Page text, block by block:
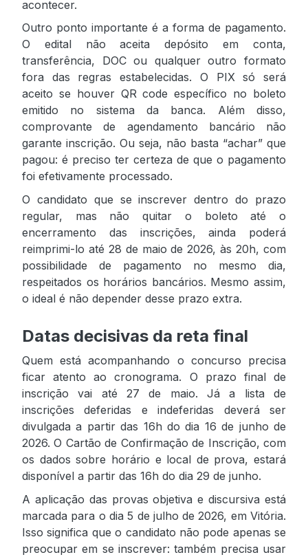
acontecer.
Outro ponto importante é a forma de pagamento.
O edital não aceita depósito em conta,
transferência, DOC ou qualquer outro formato
fora das regras estabelecidas. O PIX só será
aceito se houver QR code específico no boleto
emitido no sistema da banca. Além disso,
comprovante de agendamento bancário não
garante inscrição. Ou seja, não basta “achar” que
pagou: é preciso ter certeza de que o pagamento
foi efetivamente processado.
O candidato que se inscrever dentro do prazo
regular, mas não quitar o boleto até o
encerramento das inscrições, ainda poderá
reimprimi-lo até 28 de maio de 2026, às 20h, com
possibilidade de pagamento no mesmo dia,
respeitados os horários bancários. Mesmo assim,
o ideal é não depender desse prazo extra.
Datas decisivas da reta final
Quem está acompanhando o concurso precisa
ficar atento ao cronograma. O prazo final de
inscrição vai até 27 de maio. Já a lista de
inscrições deferidas e indeferidas deverá ser
divulgada a partir das 16h do dia 16 de junho de
2026. O Cartão de Confirmação de Inscrição, com
os dados sobre horário e local de prova, estará
disponível a partir das 16h do dia 29 de junho.
A aplicação das provas objetiva e discursiva está
marcada para o dia 5 de julho de 2026, em Vitória.
Isso significa que o candidato não pode apenas se
preocupar em se inscrever: também precisa usar